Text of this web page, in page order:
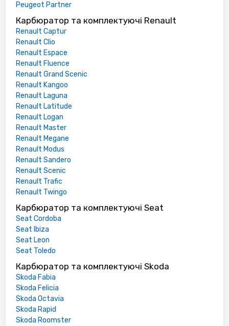
Peugeot Partner
Карбюратор та комплектуючі Renault
Renault Captur
Renault Clio
Renault Espace
Renault Fluence
Renault Grand Scenic
Renault Kangoo
Renault Laguna
Renault Latitude
Renault Logan
Renault Master
Renault Megane
Renault Modus
Renault Sandero
Renault Scenic
Renault Trafic
Renault Twingo
Карбюратор та комплектуючі Seat
Seat Cordoba
Seat Ibiza
Seat Leon
Seat Toledo
Карбюратор та комплектуючі Skoda
Skoda Fabia
Skoda Felicia
Skoda Octavia
Skoda Rapid
Skoda Roomster